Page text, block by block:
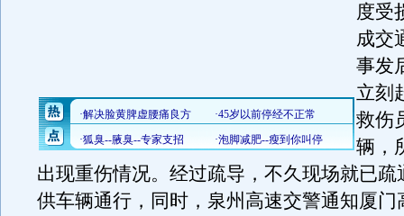
度受
成交
事发
立刻
救伤
辆，
出现重伤情况。经过疏导，不久现场就已疏
供车辆通行，同时，泉州高速交警通知厦门